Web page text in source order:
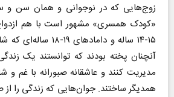
زوج‌هایی که در نوجوانی و همان سن و
«کودک همسری» مشهور است با هم
۱۵-۱۴ ساله و
آنچنان پخته بودند که توانستند یک
مدیریت کنند و عاشقانه صبورانه با غم و
همدیگر ساختند. جوان‌هایی که زندگی را